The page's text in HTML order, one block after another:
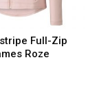
Full-Zip
Roze